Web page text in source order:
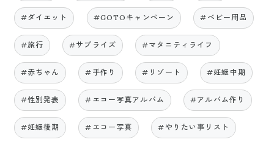
#ダイエット #GOTOキャンペーン #ベビー用品
#旅行 #サプライズ #マタニティライフ
#赤ちゃん #手作り #リゾート #妊娠中期
#性別発表 #エコー写真アルバム #アルバム作り
#妊娠後期 #エコー写真 #やりたい事リスト